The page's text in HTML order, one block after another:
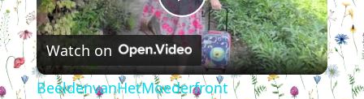
Play
Video
Watch on
BeeldenvanHetMoederfront